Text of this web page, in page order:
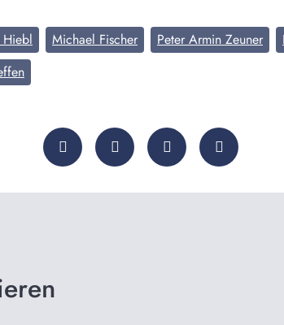
Hiebl Michael Fischer Peter Armin Zeuner